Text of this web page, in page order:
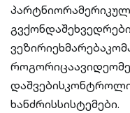
ხანძრისსისტემები.